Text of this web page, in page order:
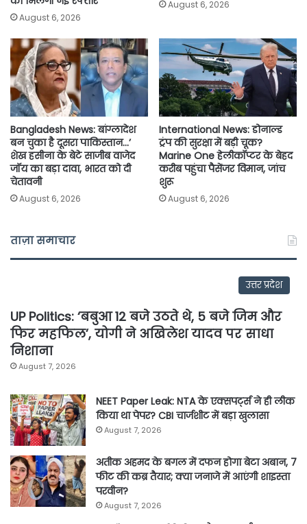
August 6, 2026
August 6, 2026
Bangladesh News: बांग्लादेश
बन चुका है दूसरा पाकिस्तान…’
शेख हसीना के बेटे साजीब वाजेद
जॉय का बड़ा दावा, भारत को दी
चेतावनी
August 6, 2026
International News: डोनाल्ड
ट्रंप की सुरक्षा में बड़ी चूक?
Marine One हेलीकॉप्टर के बेहद
करीब पहुंचा पैसेंजर विमान, जांच
शुरू
August 6, 2026
ताज़ा समाचार
उत्तर प्रदेश
UP Politics: ‘बबुआ 12 बजे उठते थे, 5 बजे जिम और
फिर महफिल’, योगी ने अखिलेश यादव पर साधा
निशाना
August 7, 2026
NEET Paper Leak: NTA के एक्सपर्ट्स ने ही लीक
किया था पेपर? CBI चार्जशीट में बड़ा खुलासा
August 7, 2026
अतीक अहमद के बगल में दफन होगा बेटा अबान, 7
फीट की कब्र तैयार; क्या जनाजे में आएंगी शाइस्ता
परवीन?
August 7, 2026